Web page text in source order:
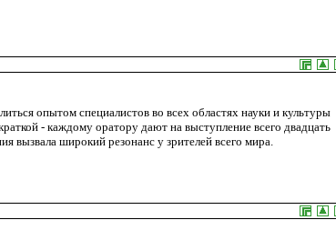
опытом специалистов во всех областях науки и культуры
- каждому оратору дают на выступление всего двадцать
вызвала широкий резонанс у зрителей всего мира.